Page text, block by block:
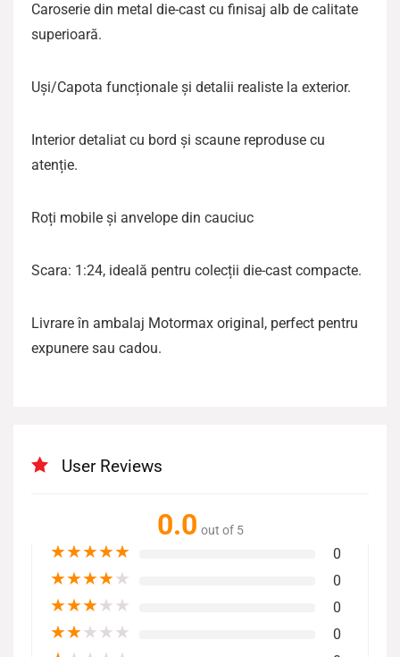
Caroserie din metal die-cast cu finisaj alb de calitate
superioară.
Uși/Capota funcționale și detalii realiste la exterior.
Interior detaliat cu bord și scaune reproduse cu
atenție.
Roți mobile și anvelope din cauciuc
Scara: 1:24, ideală pentru colecții die-cast compacte.
Livrare în ambalaj Motormax original, perfect pentru
expunere sau cadou.
User Reviews
0.0 out of 5
★★★★★ 0
★★★★★ 0
★★★★★ 0
★★★★★ 0